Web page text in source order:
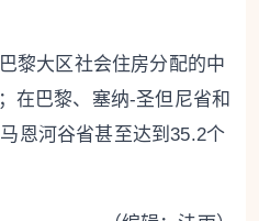
黎大区社会住房分配的中
在巴黎、塞纳-圣但尼省和
恩河谷省甚至达到35.2个